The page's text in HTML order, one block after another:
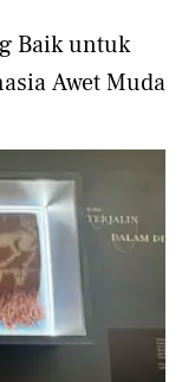
Baik untuk
Awet Muda